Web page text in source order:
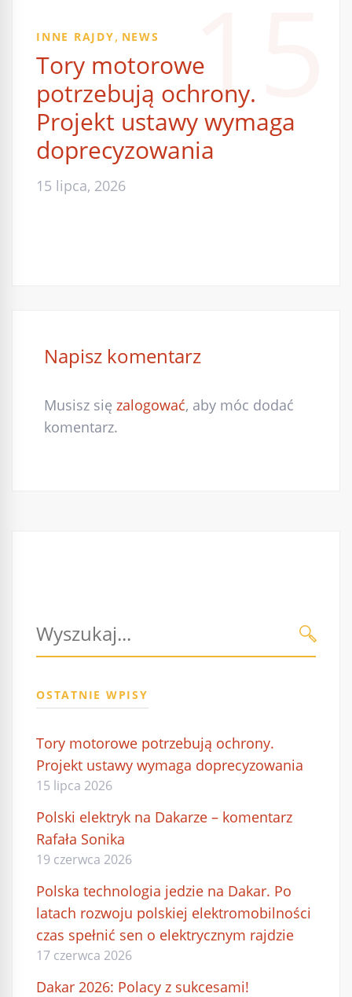
15
INNE RAJDY, NEWS
Tory motorowe
potrzebują ochrony.
Projekt ustawy wymaga
doprecyzowania
15 lipca, 2026
Napisz komentarz
Musisz się zalogować, aby móc dodać
komentarz.
OSTATNIE WPISY
Tory motorowe potrzebują ochrony.
Projekt ustawy wymaga doprecyzowania
15 lipca 2026
Polski elektryk na Dakarze – komentarz
Rafała Sonika
19 czerwca 2026
Polska technologia jedzie na Dakar. Po
latach rozwoju polskiej elektromobilności
czas spełnić sen o elektrycznym rajdzie
17 czerwca 2026
Dakar 2026: Polacy z sukcesami!